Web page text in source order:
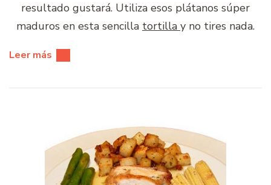
resultado gustará. Utiliza esos plátanos súper
maduros en esta sencilla tortilla y no tires nada.
Leer más